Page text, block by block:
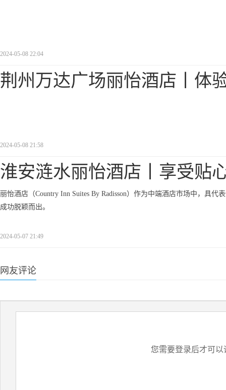
2024-05-08 22:04
荆州万达广场丽怡酒店丨体
2024-05-08 21:58
淮安涟水丽怡酒店丨享受贴
丽怡酒店（Country Inn Suites By Radisson）作为中端酒店市场中，具
成功脱颖而出。
2024-05-07 21:49
网友评论
您需要登录后才可以